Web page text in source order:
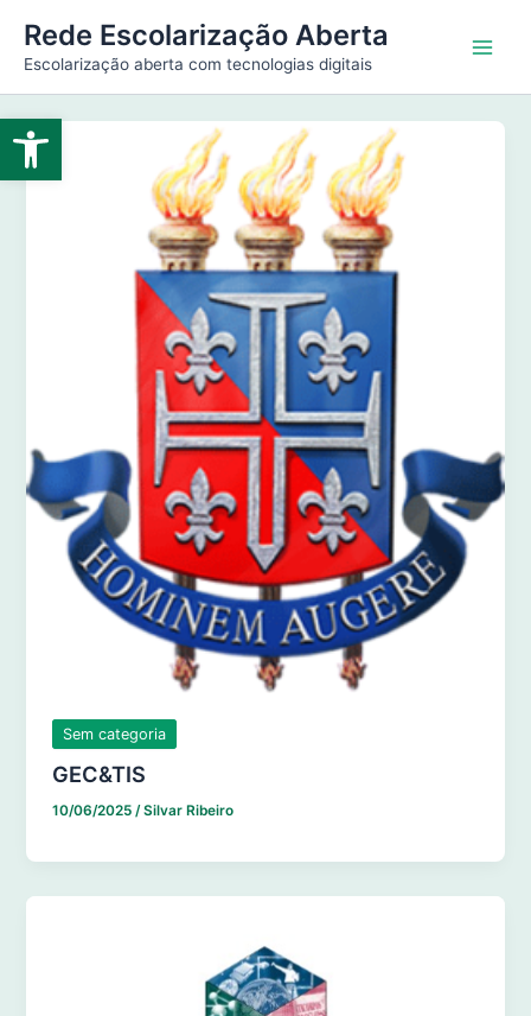
Abrir a barra de ferramentas
para
conteúdo
Rede Escolarização Aberta
Escolarização aberta com tecnologias digitais
Sem categoria
GEC&TIS
10/06/2025/Silvar Ribeiro